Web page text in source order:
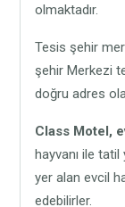
olmaktadır.
Tesis şehir
şehir Merkezi
doğru adres
Class Motel,
hayvanı ile
yer alan evcil
edebilirler.